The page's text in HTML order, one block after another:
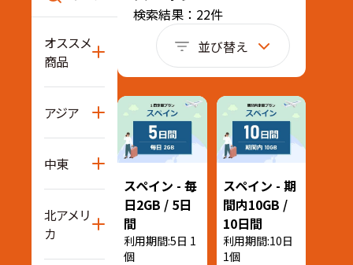
オススメ
商品
アジア
中東
北アメリ
カ
検索結果：22件
並び替え
スペイン - 毎
日2GB / 5日
間
利用期間:5日 1
個
スペイン - 期
間内10GB /
10日間
利用期間:10日
1個